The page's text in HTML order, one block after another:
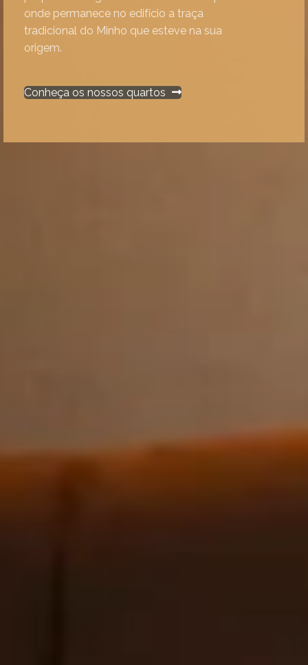
onde permanece no edifício a traça
tradicional do Minho que esteve na sua
origem.
Conheça os nossos quartos